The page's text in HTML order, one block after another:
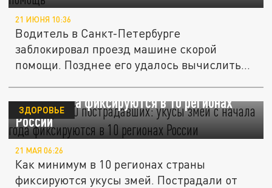
21 ИЮНЯ 10:36
Водитель в Санкт-Петербурге
заблокировал проезд машине скорой
помощи. Позднее его удалось вычислить
Минимум 30 пострадавших: укусы змей с
начала года фиксируются в 10 регионах
России
ЗДОРОВЬЕ
21 МАЯ 06:26
Как минимум в 10 регионах страны
фиксируются укусы змей. Пострадали от